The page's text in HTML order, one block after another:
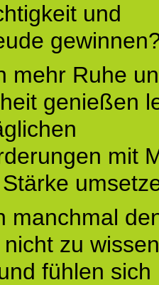
und
mehr Ruhe
genießen
mit
manchmal
zu
fühlen sich